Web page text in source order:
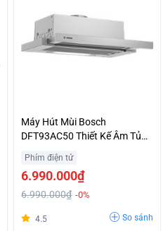
Máy Hút Mùi Bosch
DFT93AC50 Thiết Kế Âm Tủ
Ưu Đãi
Phím điện tử
6.990.000₫
6.990.000₫ -0%
4.5 So sánh